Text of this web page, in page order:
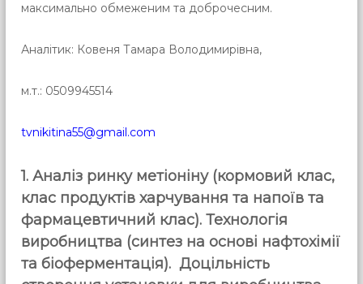
максимально обмеженим та доброчесним.
Аналітик: Ковеня Тамара Володимирівна,
м.т.: 0509945514
tvnikitina55@gmail.com
1. Аналіз ринку метіоніну (кормовий клас,
клас продуктів харчування та напоїв та
фармацевтичний клас). Технологія
виробництва (синтез на основі нафтохімії
та біоферментація). Доцільність